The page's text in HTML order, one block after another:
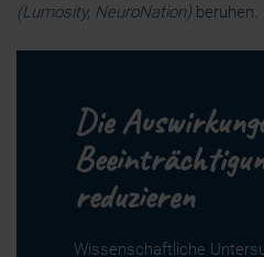
(Lumosity, NeuroNation) beruhen.
Die
reduzieren
Wissenschaftliche